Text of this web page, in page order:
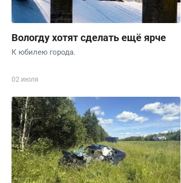
Вологду хотят сделать ещё ярче
К юбилею города.
02 июля